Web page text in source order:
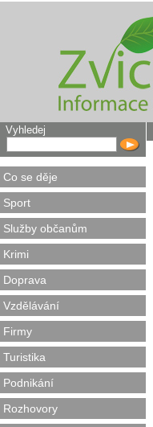
Vyhledej
Co se děje
Sport
Služby občanům
Krimi
Doprava
Vzdělávání
Firmy
Turistika
Podnikání
Rozhovory